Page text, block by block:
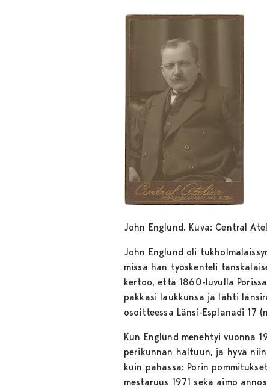
John Englund. Kuva: Central
John Englund oli
missä hän työskenteli
kertoo, että 1860-luvulla
pakkasi laukkunsa ja lähti
osoitteessa Länsi-Esplanadi 17
Kun Englund menehtyi vuonna
perikunnan haltuun, ja hyvä
kuin pahassa: Porin
mestaruus 1971 sekä aimo